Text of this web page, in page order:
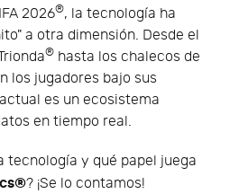
2026®, la tecnología ha
a otra dimensión. Desde el
® hasta los chalecos de
los jugadores bajo sus
es un ecosistema
en tiempo real.
tecnología y qué papel juega
? ¡Se lo contamos!